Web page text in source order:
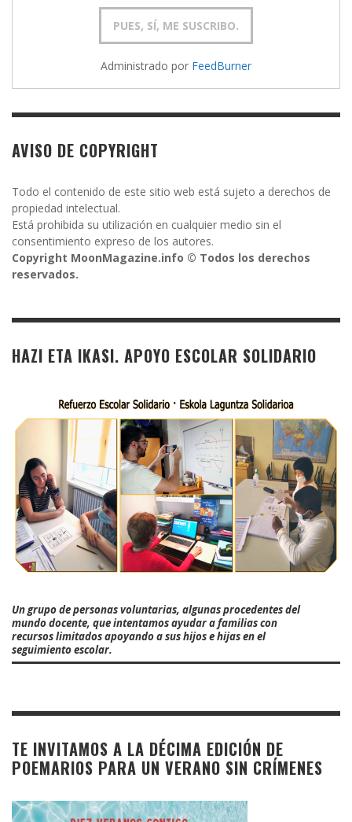
Administrado por FeedBurner
AVISO DE COPYRIGHT
Todo el contenido de este sitio web está sujeto a derechos de
propiedad intelectual.
Está prohibida su utilización en cualquier medio sin el
consentimiento expreso de los autores.
Copyright MoonMagazine.info © Todos los derechos
reservados.
HAZI ETA IKASI. APOYO ESCOLAR SOLIDARIO
Un grupo de personas voluntarias, algunas procedentes del
mundo docente, que intentamos ayudar a familias con
recursos limitados apoyando a sus hijos e hijas en el
seguimiento escolar.
TE INVITAMOS A LA DÉCIMA EDICIÓN DE
POEMARIOS PARA UN VERANO SIN CRÍMENES